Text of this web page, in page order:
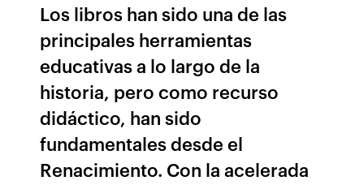
Los libros han sido una de las
principales herramientas
educativas a lo largo de la
historia, pero como recurso
didáctico, han sido
fundamentales desde el
Renacimiento. Con la acelerada